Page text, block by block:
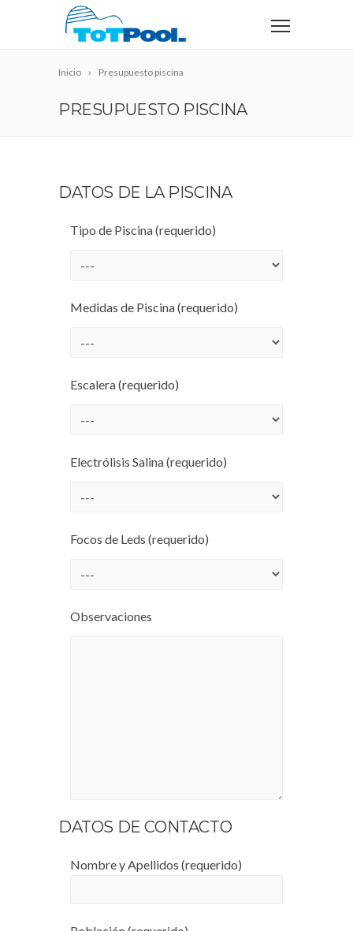
Inicio Presupuesto piscina
PRESUPUESTO PISCINA
DATOS DE LA PISCINA
Tipo de Piscina (requerido)
Medidas de Piscina (requerido)
Escalera (requerido)
Electrólisis Salina (requerido)
Focos de Leds (requerido)
Observaciones
DATOS DE CONTACTO
Nombre y Apellidos (requerido)